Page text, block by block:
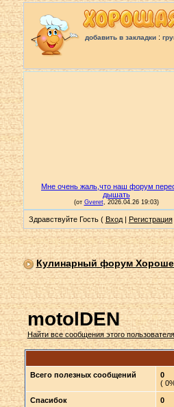
добавить в закладки:
Здравствуйте Гость ( Вход| Регистрация
Кулинарный форум
motolDEN
Найти все сообщения этого пользователя
Всего полезных сообщений
0
(
Спасибок 0